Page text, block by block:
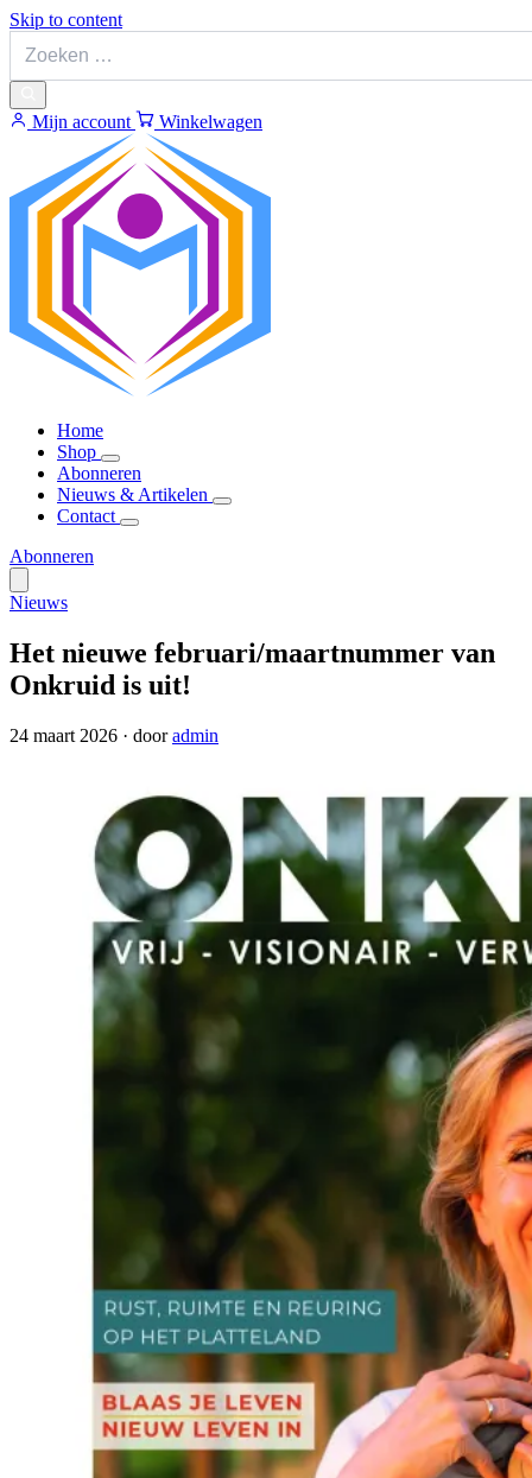
Skip to content
Mijn account Winkelwagen
Home
Shop
Abonneren
Nieuws & Artikelen
Contact
Abonneren
Nieuws
Het nieuwe februari/maartnummer van
Onkruid is uit!
24 maart 2026 · dooradmin